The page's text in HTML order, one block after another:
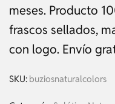
meses. Producto
frascos sellados,
con logo. Envío
SKU: buziosnaturalcolors